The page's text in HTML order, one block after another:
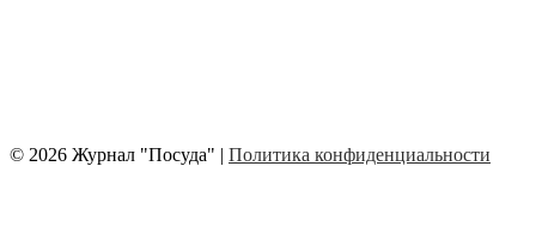
© 2026 Журнал "Посуда" | Политика конфиденциальности